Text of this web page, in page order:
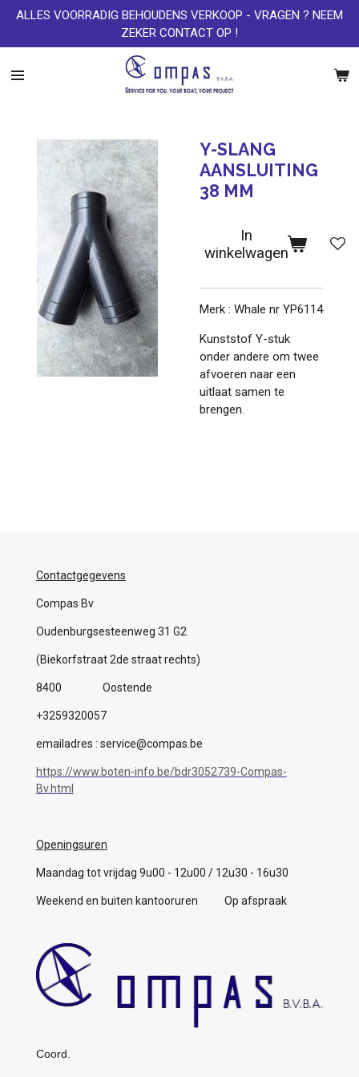
Ga
naar
de
ALLES VOORRADIG BEHOUDENS VERKOOP - VRAGEN ? NEEM
ZEKER CONTACT OP !
Y-SLANG
AANSLUITING
38 MM
In
winkelwagen
Merk : Whale nr YP6114
Kunststof Y-stuk
onder andere om twee
afvoeren naar een
uitlaat samen te
brengen.
Contactgegevens
Compas Bv
Oudenburgsesteenweg 31 G2
(Biekorfstraat 2de straat rechts)
8400 Oostende
+3259320057
emailadres : service@compas.be
https://www.boten-info.be/bdr3052739-Compas-
Bv.html
Openingsuren
Maandag tot vrijdag 9u00 - 12u00 / 12u30 - 16u30
Weekend en buiten kantooruren Op afspraak
Coord.